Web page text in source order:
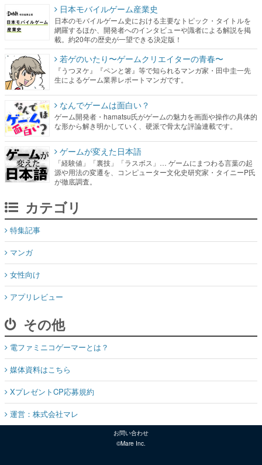
若ゲのいたり〜ゲームクリエイターの青春〜
『うつヌケ』『ペンと箸』等で知られるマンガ家・田中圭一先
生によるゲーム業界レポートマンガです。
なんでゲームは面白い？
ゲーム開発者・hamatsu氏がゲームの魅力を画面や操作の具体的
な形から解き明かしていく、硬派で骨太な評論連載です。
ゲームが変えた日本語
「経験値」「裏技」「ラスボス」… ゲームにまつわる言葉の起
源や用法の変遷を、コンピューター文化史研究家・タイニーP氏
カテゴリ
マンガ
女性向け
アプリレビュー
その他
電ファミニコゲーマーとは？
媒体資料はこちら
XプレゼントCP応募規約
運営：株式会社マレ